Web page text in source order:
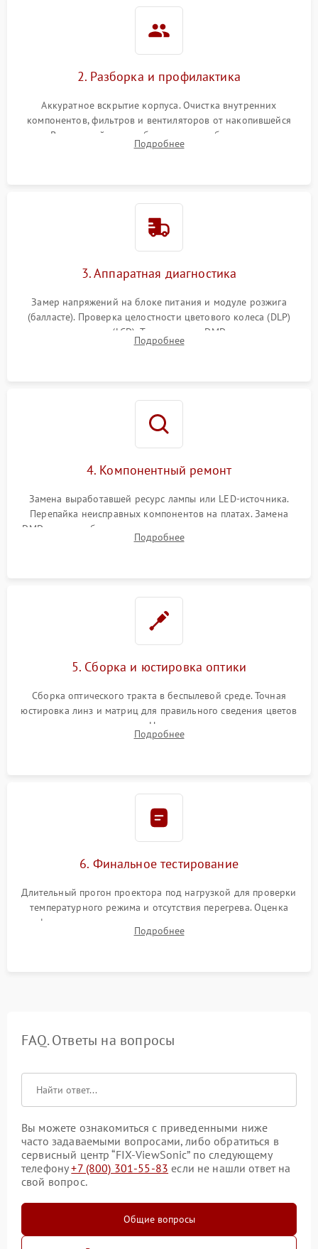
2. Разборка и профилактика
Аккуратное вскрытие корпуса. Очистка внутренних
компонентов, фильтров и вентиляторов от накопившейся
пыли. Визуальный осмотр блока питания, балласта лампы и
материнской платы на наличие прогаров или вздутых
Подробнее
3. Аппаратная диагностика
Замер напряжений на блоке питания и модуле розжига
(балласте). Проверка целостности цветового колеса (DLP)
или поляризаторов (LCD). Тестирование DMD-чипа, датчиков
температуры и оптопар с помощью мультиметра и
Подробнее
4. Компонентный ремонт
Замена выработавшей ресурс лампы или LED-источника.
Перепайка неисправных компонентов на платах. Замена
DMD-чипа при битых пикселях, установка нового цветового
колеса или восстановление сгоревших поляризационных
Подробнее
5. Сборка и юстировка оптики
Сборка оптического тракта в беспылевой среде. Точная
юстировка линз и матриц для правильного сведения цветов
и устранения размытия. Надежное подключение всех
шлейфов, установка датчиков и закрытие корпуса
Подробнее
6. Финальное тестирование
Длительный прогон проектора под нагрузкой для проверки
температурного режима и отсутствия перегрева. Оценка
фокуса, контрастности и цветопередачи на тестовых
таблицах. Проверка работы всех видеовходов и кнопок
Подробнее
FAQ. Ответы на вопросы
Вы можете ознакомиться с приведенными ниже
часто задаваемыми вопросами, либо обратиться в
сервисный центр “FIX-ViewSonic” по следующему
телефону+7 (800) 301-55-83 если не нашли ответ на
свой вопрос.
Общие вопросы